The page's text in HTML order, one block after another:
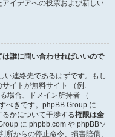
イデアへの投票および新しい
誰に問い合わせればいいので
い連絡先であるはずです。もし
イトが無料サイト （例:
場合、ドメイン所持者 （
べきです。phpBB Group に
かについて干渉する権限は全
に phpbb.com や phpBBソ
所からの停止命令、損害賠償、